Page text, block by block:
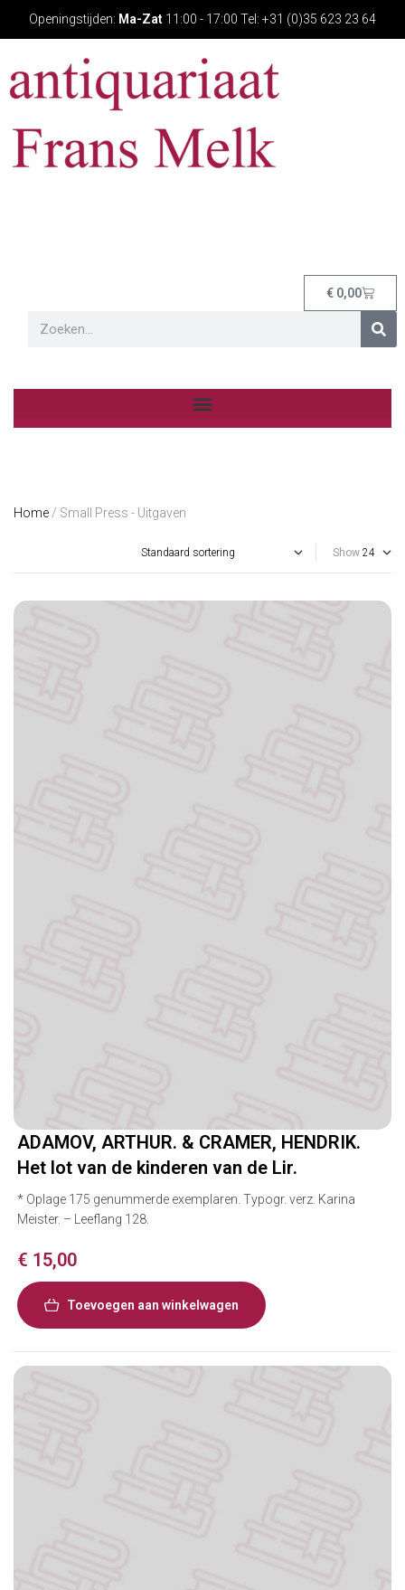
Openingstijden: Ma-Zat 11:00 - 17:00 Tel: +31 (0)35 623 23 64
€ 0,00
Home / Small Press - Uitgaven
Show
ADAMOV, ARTHUR. & CRAMER, HENDRIK.
Het lot van de kinderen van de Lir.
* Oplage 175 genummerde exemplaren. Typogr. verz. Karina
Meister. – Leeflang 128.
€ 15,00
Toevoegen aan winkelwagen